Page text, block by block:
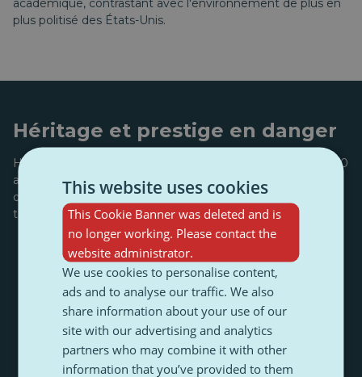
académique, contrastant avec l'environnement de plus en
plus politisé des États-Unis.
Héritage et prestige en danger
Harvard, berceau du leadership mondial depuis près de 400
ans, est aujourd'hui confrontée à une profonde crise
d'identité. Parmi ses anciens élèves figurent des leaders
tels que :
Kyriakos Mitsotakis(Premier ministre de
Grèce),
Mary Robinson (ancienne présidente de
l'Irlande),
Maia Sandu(Présidente de Moldavie),
This website uses cookies
This Cookie Banner was deleted and is
no longer working. Please contact the
website administrator.
We use cookies to personalise content,
ads and to analyse our traffic. We also
share information about your use of our
site with our advertising and analytics
partners who may combine it with other
information that you’ve provided to them